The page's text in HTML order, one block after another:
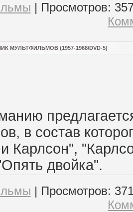
| Просмотров:
МУЛЬТФИЛЬМОВ (1957-1968/DVD-5)
в состав
Карлсон",
двойка".
| Просмотров: